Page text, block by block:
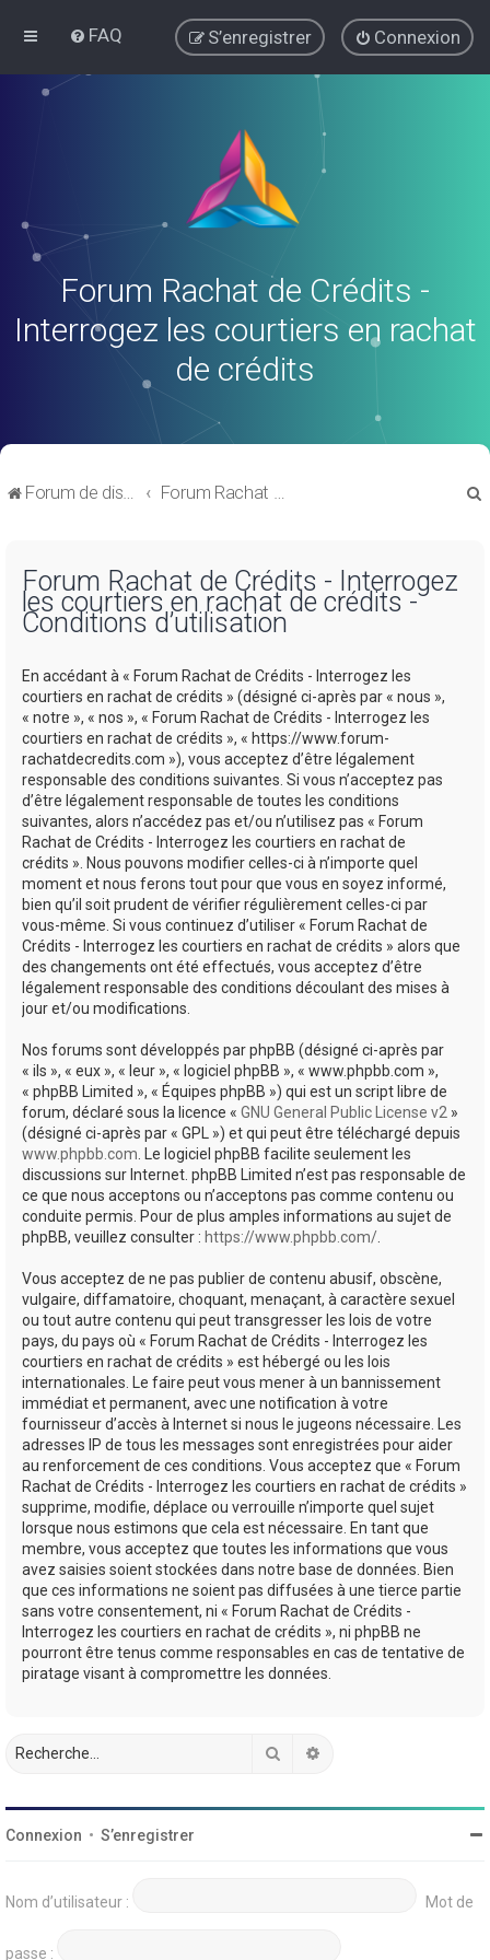
FAQ Connexion
S’enregistrer
Forum Rachat de Crédits -
Interrogez les courtiers en rachat
de crédits
Forum de discussions sur le Regroupement de Crédits et le Rachat de Crédits Forum Rachat de Crédits
Forum Rachat de Crédits - Interrogez
les courtiers en rachat de crédits -
Conditions d’utilisation
En accédant à « Forum Rachat de Crédits - Interrogez les
courtiers en rachat de crédits » (désigné ci-après par « nous »,
« notre », « nos », « Forum Rachat de Crédits - Interrogez les
courtiers en rachat de crédits », « https://www.forum-
rachatdecredits.com »), vous acceptez d’être légalement
responsable des conditions suivantes. Si vous n’acceptez pas
d’être légalement responsable de toutes les conditions
suivantes, alors n’accédez pas et/ou n’utilisez pas « Forum
Rachat de Crédits - Interrogez les courtiers en rachat de
crédits ». Nous pouvons modifier celles-ci à n’importe quel
moment et nous ferons tout pour que vous en soyez informé,
bien qu’il soit prudent de vérifier régulièrement celles-ci par
vous-même. Si vous continuez d’utiliser « Forum Rachat de
Crédits - Interrogez les courtiers en rachat de crédits » alors que
des changements ont été effectués, vous acceptez d’être
légalement responsable des conditions découlant des mises à
jour et/ou modifications.
Nos forums sont développés par phpBB (désigné ci-après par
« ils », « eux », « leur », « logiciel phpBB », « www.phpbb.com »,
« phpBB Limited », « Équipes phpBB ») qui est un script libre de
forum, déclaré sous la licence « GNU General Public License v2 »
(désigné ci-après par « GPL ») et qui peut être téléchargé depuis
www.phpbb.com . Le logiciel phpBB facilite seulement les
discussions sur Internet. phpBB Limited n’est pas responsable de
ce que nous acceptons ou n’acceptons pas comme contenu ou
conduite permis. Pour de plus amples informations au sujet de
phpBB, veuillez consulter : https://www.phpbb.com/
Vous acceptez de ne pas publier de contenu abusif, obscène,
vulgaire, diffamatoire, choquant, menaçant, à caractère sexuel
ou tout autre contenu qui peut transgresser les lois de votre
pays, du pays où « Forum Rachat de Crédits - Interrogez les
courtiers en rachat de crédits » est hébergé ou les lois
internationales. Le faire peut vous mener à un bannissement
immédiat et permanent, avec une notification à votre
fournisseur d’accès à Internet si nous le jugeons nécessaire. Les
adresses IP de tous les messages sont enregistrées pour aider
au renforcement de ces conditions. Vous acceptez que « Forum
Rachat de Crédits - Interrogez les courtiers en rachat de crédits »
supprime, modifie, déplace ou verrouille n’importe quel sujet
lorsque nous estimons que cela est nécessaire. En tant que
membre, vous acceptez que toutes les informations que vous
avez saisies soient stockées dans notre base de données. Bien
que ces informations ne soient pas diffusées à une tierce partie
sans votre consentement, ni « Forum Rachat de Crédits -
Interrogez les courtiers en rachat de crédits », ni phpBB ne
pourront être tenus comme responsables en cas de tentative de
piratage visant à compromettre les données.
Rechercher
Connexion • S’enregistrer
Nom d’utilisateur : Mot de
passe :